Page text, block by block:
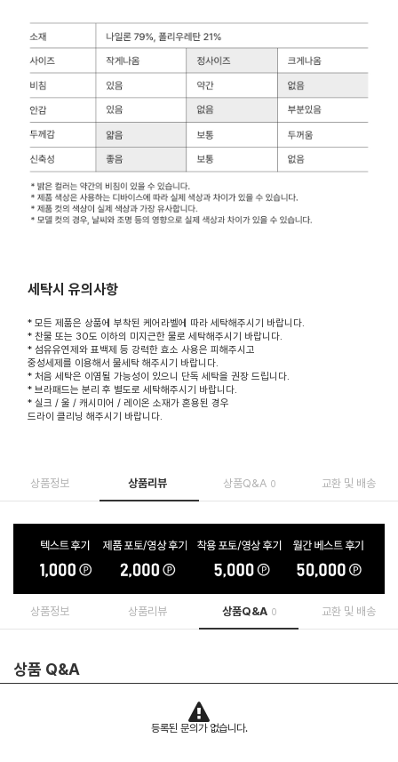
세탁시 유의사항
* 모든 제품은 상품에 부착된 케어라벨에 따라 세탁해주시기 바랍니다.
* 찬물 또는 30도 이하의 미지근한 물로 세탁해주시기 바랍니다.
* 섬유유연제와 표백제 등 강력한 효소 사용은 피해주시고
중성세제를 이용해서 물세탁 해주시기 바랍니다.
* 처음 세탁은 이염될 가능성이 있으니 단독 세탁을 권장 드립니다.
* 브라패드는 분리 후 별도로 세탁해주시기 바랍니다.
* 실크 / 울 / 캐시미어 / 레이온 소재가 혼용된 경우
드라이 클리닝 해주시기 바랍니다.
상품정보 상품리뷰 상품Q&A 0 교환 및 배송
상품정보 상품리뷰 상품Q&A 0 교환 및 배송
상품 Q&A
등록된 문의가 없습니다.